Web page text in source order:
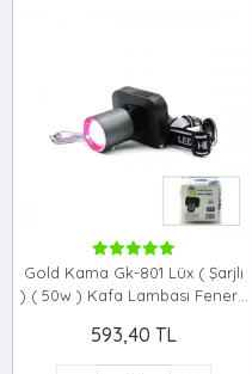
Gold Kama Gk-801 Lüx ( Şarjlı
) ( 50w ) Kafa Lambası Fener 1
(kademe Işık Ayarı & Flaşör
)*60
593,40 TL